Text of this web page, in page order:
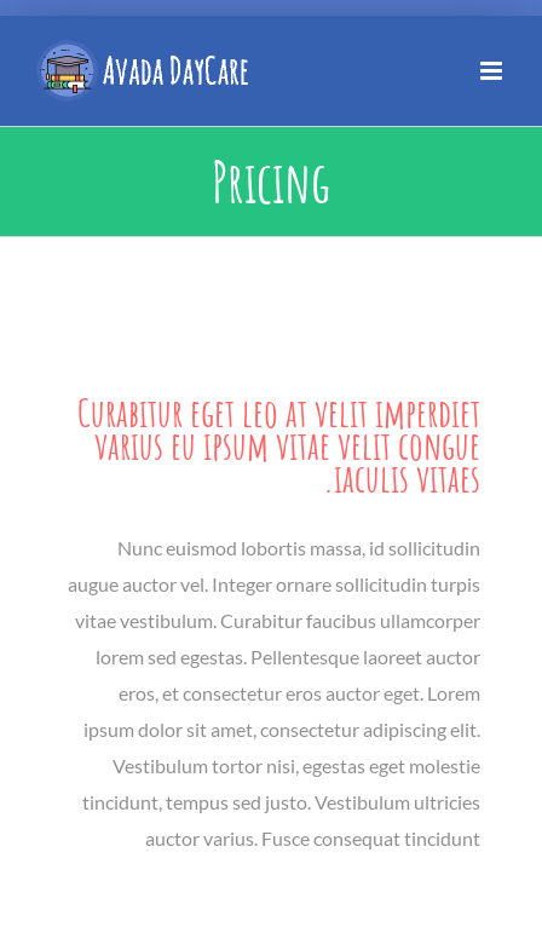
Pricing
Curabitur eget leo at velit imperdiet
varius eu ipsum vitae velit congue
iaculis vitaes.
Nunc euismod lobortis massa, id sollicitudin
augue auctor vel. Integer ornare sollicitudin turpis
vitae vestibulum. Curabitur faucibus ullamcorper
lorem sed egestas. Pellentesque laoreet auctor
eros, et consectetur eros auctor eget. Lorem
ipsum dolor sit amet, consectetur adipiscing elit.
Vestibulum tortor nisi, egestas eget molestie
tincidunt, tempus sed justo. Vestibulum ultricies
auctor varius. Fusce consequat tincidunt